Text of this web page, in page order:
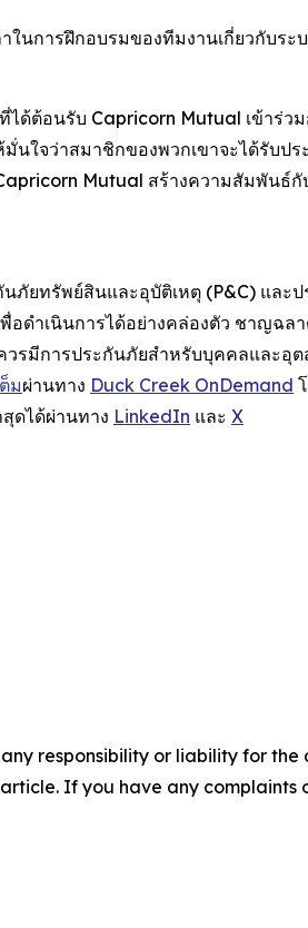
นการฝึกอบรมของทีมงานเกี่ยวกับระ
ได้ต้อนรับ Capricorn Mutual เข้าร่
นใจว่าสมาชิกของพวกเขาจะได้รับป
Mutual สร้างความสัมพันธ์
ยทรัพย์สินและอุบัติเหตุ (P&C) และป
ดำเนินการได้อย่างคล่องตัว ชาญฉล
รมีการประกันภัยสำหรับบุคคลและอุ
มผ่านทาง Duck Creek OnDemand
ดได้ผ่านทาง LinkedIn และ X
responsibility or liability for
If you have any complaints